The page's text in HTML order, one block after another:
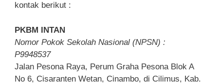
kontak berikut :
PKBM INTAN
Nomor Pokok Sekolah Nasional (NPSN) :
P9948537
Jalan Pesona Raya, Perum Graha Pesona Blok A
No 6, Cisaranten Wetan, Cinambo, di Cilimus, Kab.